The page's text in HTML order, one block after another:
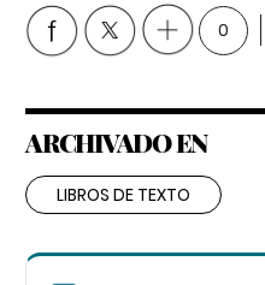
0
ARCHIVADO EN
LIBROS DE TEXTO